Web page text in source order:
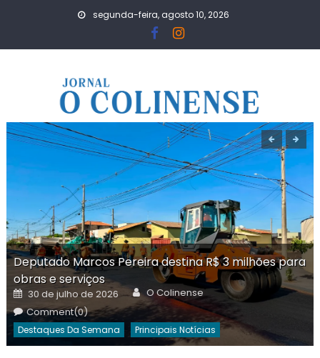
segunda-feira, agosto 10, 2026
Deputado Marcos Pereira destina R$ 3 milhões para
obras e serviços
Posted
on
30 de julho de 2026 Author
O Colinense
Comment(0)
Destaques Da Semana Principais Notícias